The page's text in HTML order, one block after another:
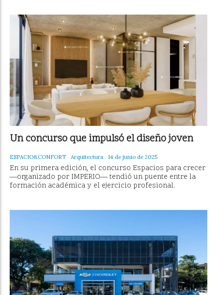
Un concurso que impulsó el diseño joven
ESPACIO&CONFORT Arquitectura 14 de junio de 2025
En su primera edición, el concurso Espacios para crecer
—organizado por IMPERIO— tendió un puente entre la
formación académica y el ejercicio profesional.